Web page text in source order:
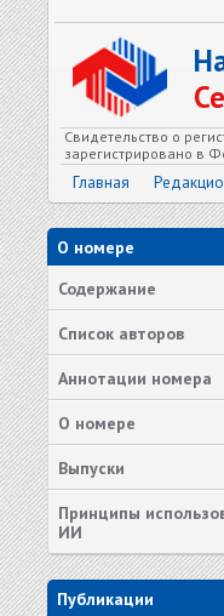
Свидетельство о
зарегистрировано в
Главная
О номере
Содержание
Список авторов
Аннотации номера
О номере
Выпуски
Принципы
ИИ
Публикации